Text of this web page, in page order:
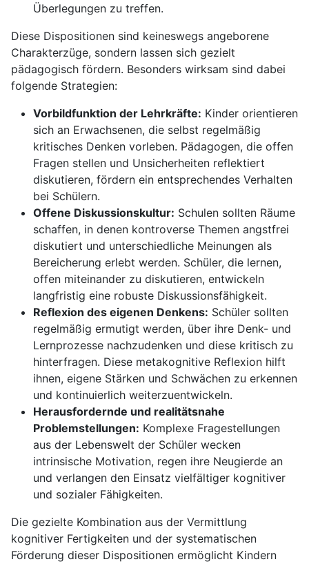
Überlegungen zu treffen.
Diese Dispositionen sind keineswegs angeborene
Charakterzüge, sondern lassen sich gezielt
pädagogisch fördern. Besonders wirksam sind dabei
folgende Strategien:
Vorbildfunktion der Lehrkräfte: Kinder orientieren
sich an Erwachsenen, die selbst regelmäßig
kritisches Denken vorleben. Pädagogen, die offen
Fragen stellen und Unsicherheiten reflektiert
diskutieren, fördern ein entsprechendes Verhalten
bei Schülern.
Offene Diskussionskultur: Schulen sollten Räume
schaffen, in denen kontroverse Themen angstfrei
diskutiert und unterschiedliche Meinungen als
Bereicherung erlebt werden. Schüler, die lernen,
offen miteinander zu diskutieren, entwickeln
langfristig eine robuste Diskussionsfähigkeit.
Reflexion des eigenen Denkens: Schüler sollten
regelmäßig ermutigt werden, über ihre Denk- und
Lernprozesse nachzudenken und diese kritisch zu
hinterfragen. Diese metakognitive Reflexion hilft
ihnen, eigene Stärken und Schwächen zu erkennen
und kontinuierlich weiterzuentwickeln.
Herausfordernde und realitätsnahe
Problemstellungen: Komplexe Fragestellungen
aus der Lebenswelt der Schüler wecken
intrinsische Motivation, regen ihre Neugierde an
und verlangen den Einsatz vielfältiger kognitiver
und sozialer Fähigkeiten.
Die gezielte Kombination aus der Vermittlung
kognitiver Fertigkeiten und der systematischen
Förderung dieser Dispositionen ermöglicht Kindern